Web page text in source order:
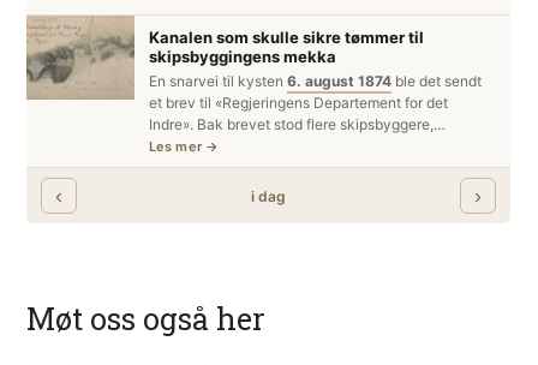
Møt oss også her